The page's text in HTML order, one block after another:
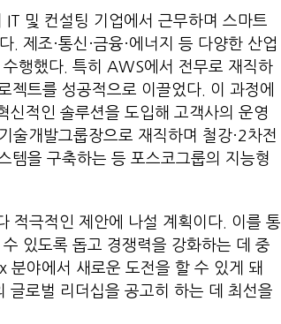
및 컨설팅 기업에서 근무하며 스마트
제조·통신·금융·에너지 등 다양한 산업
행했다. 특히 AWS에서 전무로 재직하
젝트를 성공적으로 이끌었다. 이 과정에
신적인 솔루션을 도입해 고객사의 운영
술개발그룹장으로 재직하며 철강·2차전
템을 구축하는 등 포스코그룹의 지능형
적극적인 제안에 나설 계획이다. 이를 통
있도록 돕고 경쟁력을 강화하는 데 중
분야에서 새로운 도전을 할 수 있게 돼
글로벌 리더십을 공고히 하는 데 최선을